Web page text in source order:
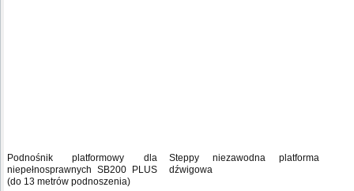
Podnośnik platformowy dla
niepełnosprawnych SB200 PLUS
(do 13 metrów podnoszenia)
Steppy niezawodna platforma
dźwigowa